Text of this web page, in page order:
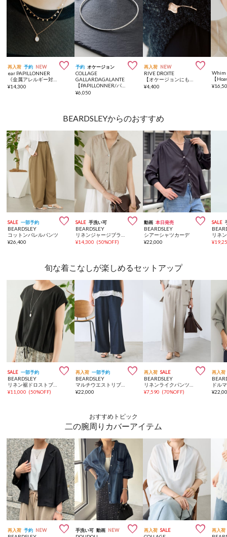
再入荷 予約 NEW 
ear PAPILLONNER
¥14,300
予約 オケージョン 
COLLAGE
GALLARDAGALANTE
¥6,050
再入荷 NEW 
RIVE DROITE
¥4,400
Whim
【
¥
BEARDSLEYからのおすすめ
SALE 一部予約 
BEARDSLEY
コットンバレルパンツ
¥26,400
SALE 手洗い可 
BEARDSLEY
¥14,300 (50%OFF)
動画 本日発売 
BEARDSLEY
シアーシャツカーデ
¥22,000
SALE
リネ
¥
旬な着こなしが楽しめるセットアップ
SALE 一部予約 
BEARDSLEY
¥11,000 (50%OFF)
再入荷 一部予約 
BEARDSLEY
¥22,000
再入荷 SALE 
BEARDSLEY
¥7,590 (70%OFF)
再入荷
¥
おすすめトピック
二の腕周りカバーアイテム
再入荷 予約 NEW  手洗い可 動画 NEW  再入荷 SALE  再入荷